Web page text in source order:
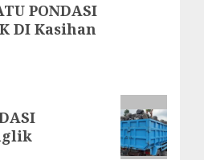
PONDASI
DI Kasihan